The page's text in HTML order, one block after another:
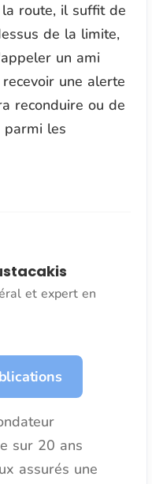
route, il suffit de
de la limite,
un ami
une alerte
reconduire ou de
parmi les
et expert en
sur 20 ans
assurés une